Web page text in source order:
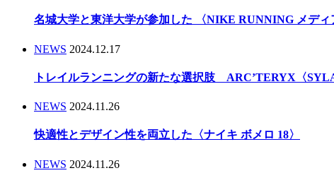
名城大学と東洋大学が参加した 〈NIKE RUNNING メディ
NEWS 2024.12.17
トレイルランニングの新たな選択肢 ARC’TERYX〈
NEWS 2024.11.26
快適性とデザイン性を両立した〈ナイキ ボメロ 18〉
NEWS 2024.11.26